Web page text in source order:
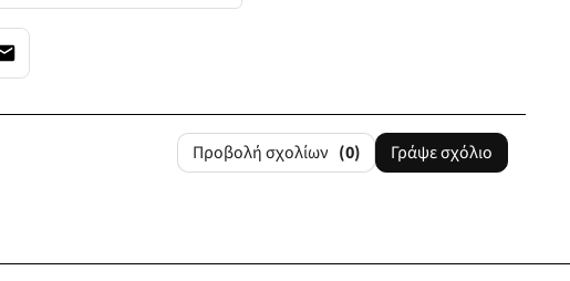
Προβολή σχολίων (0) Γράψε σχόλιο